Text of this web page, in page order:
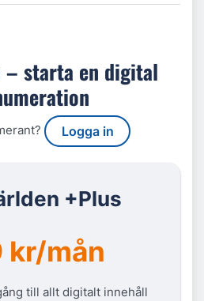
– starta en digital
Logga in
+Plus
kr/mån
till allt digitalt innehåll